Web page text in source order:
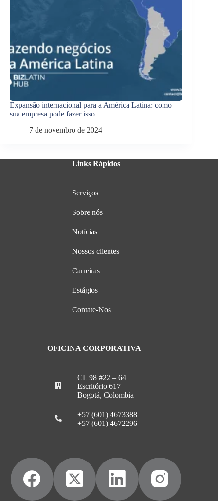
Expansão internacional para a América Latina: como
sua empresa pode fazer isso
7 de novembro de 2024
Links Rápidos
Serviços
Sobre nós
Notícias
Nossos clientes
Carreiras
Estágios
Contate-Nos
OFICINA CORPORATIVA
CL 98 #22 – 64
Escritório 617
Bogotá, Colombia
+57 (601) 4673388
+57 (601) 4672296